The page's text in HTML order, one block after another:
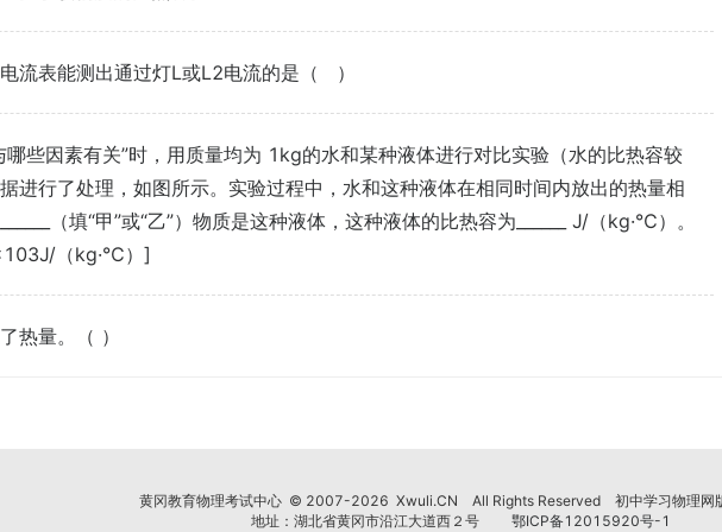
流表能测出通过灯L或L2电流的是（ ）
哪些因素有关”时，用质量均为 1kg的水和某种液体进行对比实验（水的比热容较
进行了处理，如图所示。实验过程中，水和这种液体在相同时间内放出的热量相
（填“甲”或“乙”）物质是这种液体，这种液体的比热容为______ J/（kg·℃）。
（kg·℃）]
热量。（ ）
黄冈教育物理考试中心 © 2007-2026 Xwuli.CN All Rights Reserved 初中学习物理网
地址：湖北省黄冈市沿江大道西２号 鄂ICP备12015920号-1